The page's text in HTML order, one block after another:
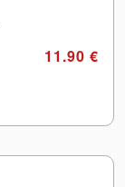
11.90 €